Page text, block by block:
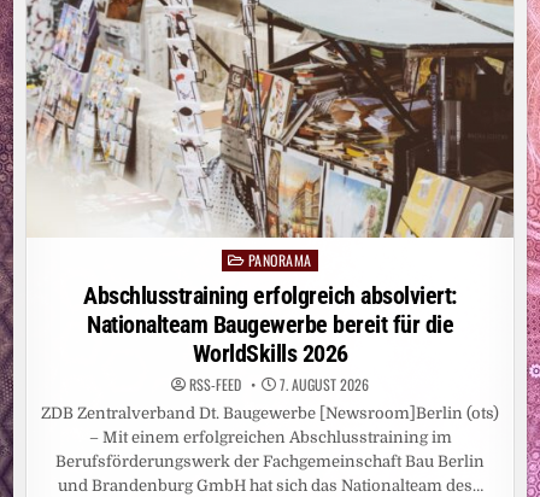
IM
FLUSSBETT
IN
BUDAPEST
ZWEI
TOTE
Posted
in
PANORAMA
Abschlusstraining erfolgreich absolviert:
Nationalteam Baugewerbe bereit für die
WorldSkills 2026
RSS-FEED 7. AUGUST 2026
ZDB Zentralverband Dt. Baugewerbe [Newsroom]Berlin (ots)
– Mit einem erfolgreichen Abschlusstraining im
Berufsförderungswerk der Fachgemeinschaft Bau Berlin
und Brandenburg GmbH hat sich das Nationalteam des…